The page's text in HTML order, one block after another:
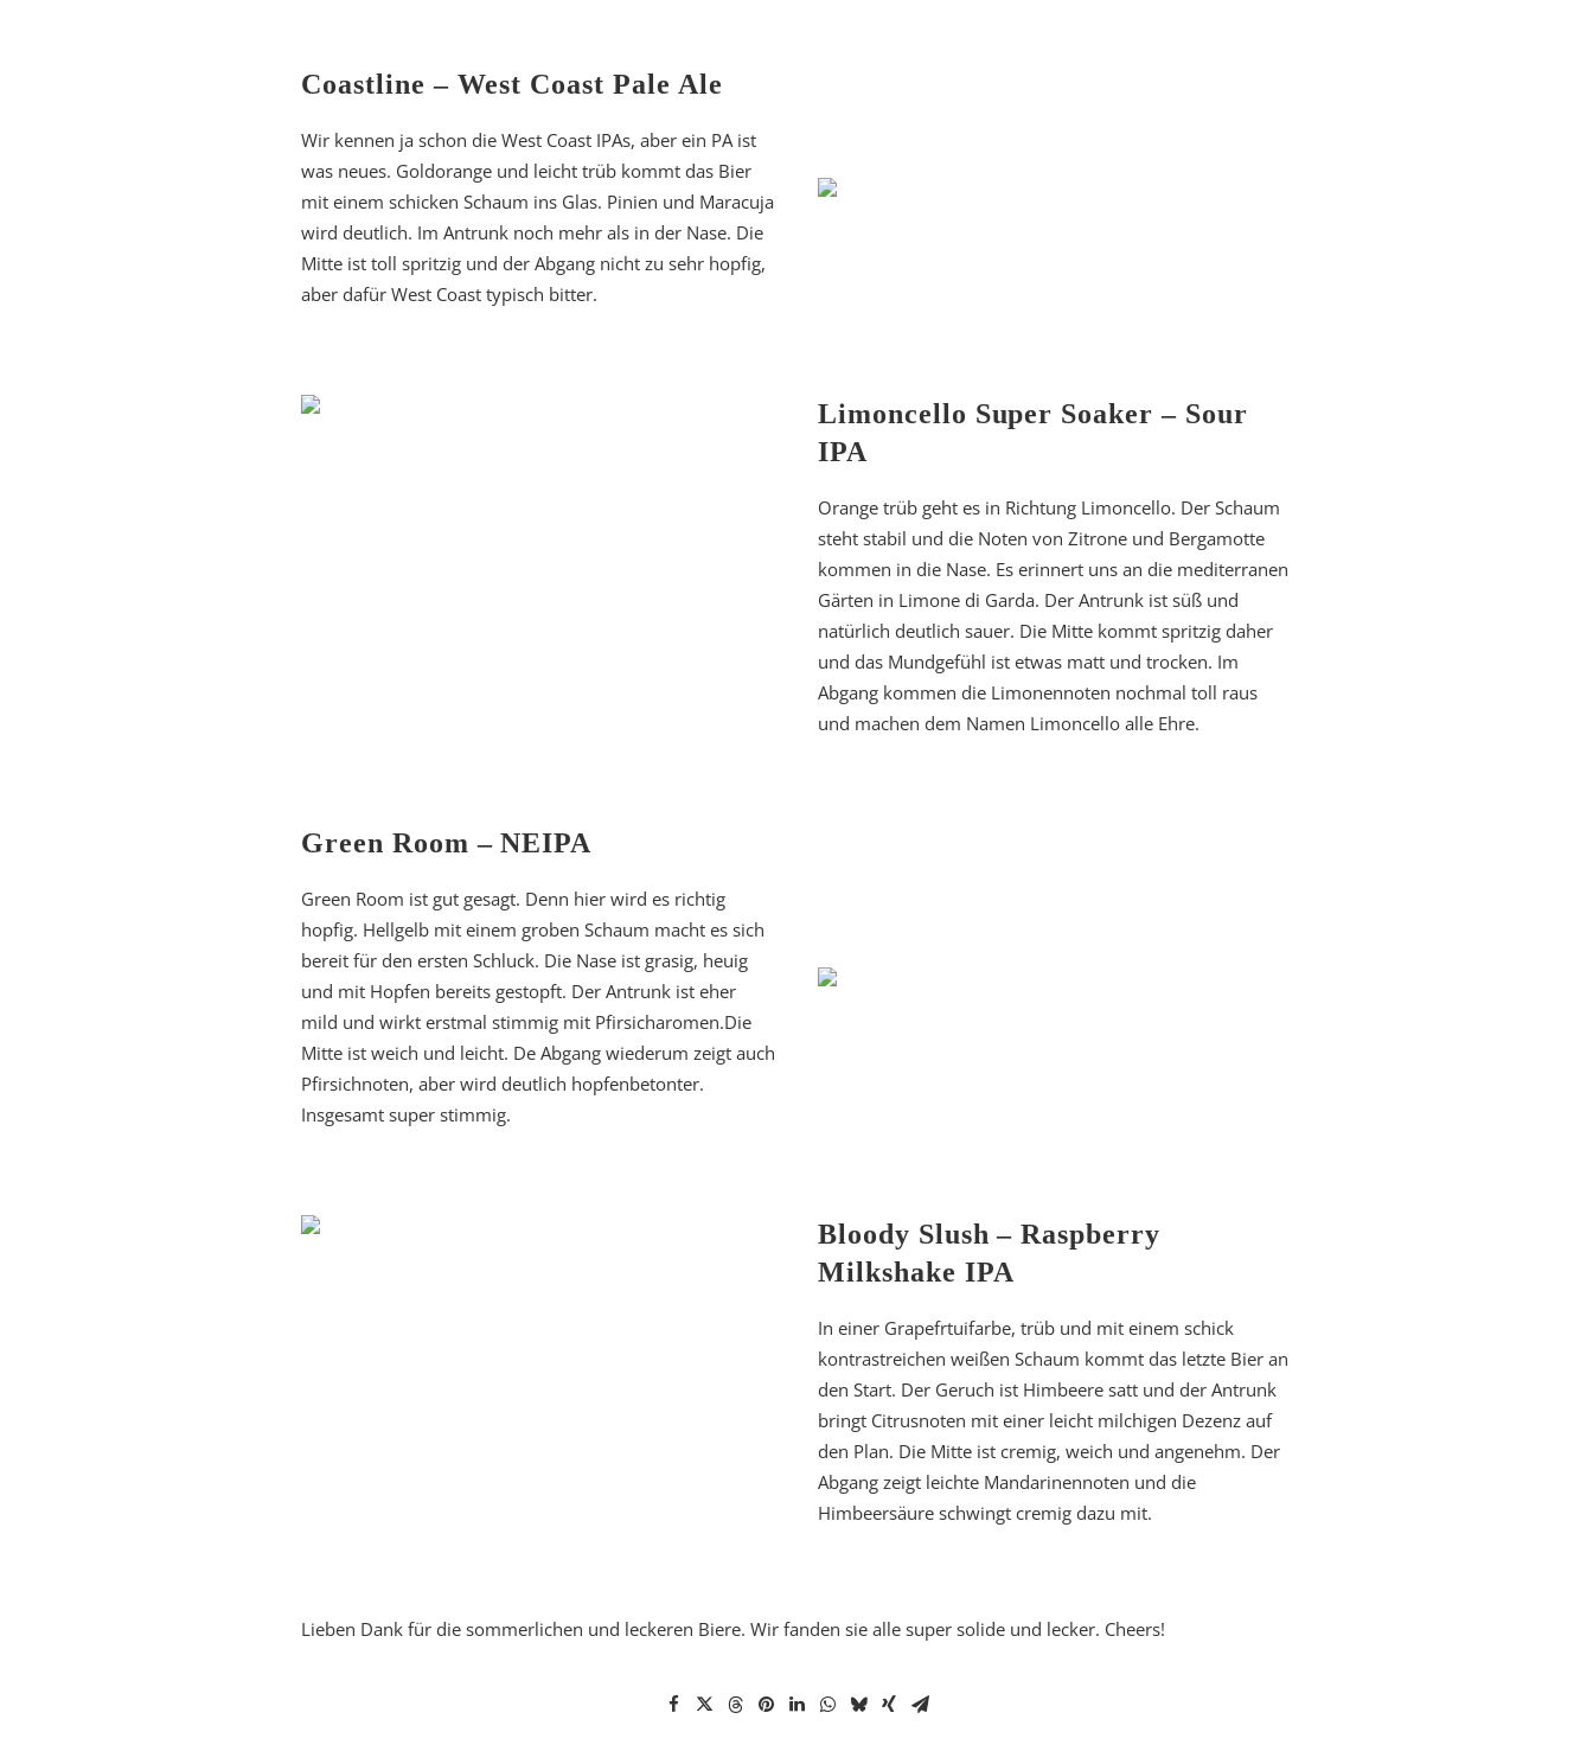
Coastline – West Coast Pale Ale
Wir kennen ja schon die West Coast IPAs, aber ein PA ist
was neues. Goldorange und leicht trüb kommt das Bier
mit einem schicken Schaum ins Glas. Pinien und Maracuja
wird deutlich. Im Antrunk noch mehr als in der Nase. Die
Mitte ist toll spritzig und der Abgang nicht zu sehr hopfig,
aber dafür West Coast typisch bitter.
Limoncello Super Soaker – Sour
IPA
Orange trüb geht es in Richtung Limoncello. Der Schaum
steht stabil und die Noten von Zitrone und Bergamotte
kommen in die Nase. Es erinnert uns an die mediterranen
Gärten in Limone di Garda. Der Antrunk ist süß und
natürlich deutlich sauer. Die Mitte kommt spritzig daher
und das Mundgefühl ist etwas matt und trocken. Im
Abgang kommen die Limonennoten nochmal toll raus
und machen dem Namen Limoncello alle Ehre.
Green Room – NEIPA
Green Room ist gut gesagt. Denn hier wird es richtig
hopfig. Hellgelb mit einem groben Schaum macht es sich
bereit für den ersten Schluck. Die Nase ist grasig, heuig
und mit Hopfen bereits gestopft. Der Antrunk ist eher
mild und wirkt erstmal stimmig mit Pfirsicharomen.Die
Mitte ist weich und leicht. De Abgang wiederum zeigt auch
Pfirsichnoten, aber wird deutlich hopfenbetonter.
Insgesamt super stimmig.
Bloody Slush – Raspberry
Milkshake IPA
In einer Grapefrtuifarbe, trüb und mit einem schick
kontrastreichen weißen Schaum kommt das letzte Bier an
den Start. Der Geruch ist Himbeere satt und der Antrunk
bringt Citrusnoten mit einer leicht milchigen Dezenz auf
den Plan. Die Mitte ist cremig, weich und angenehm. Der
Abgang zeigt leichte Mandarinennoten und die
Himbeersäure schwingt cremig dazu mit.
Lieben Dank für die sommerlichen und leckeren Biere. Wir fanden sie alle super solide und lecker. Cheers!